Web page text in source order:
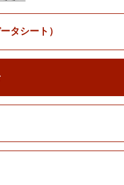
タシート）